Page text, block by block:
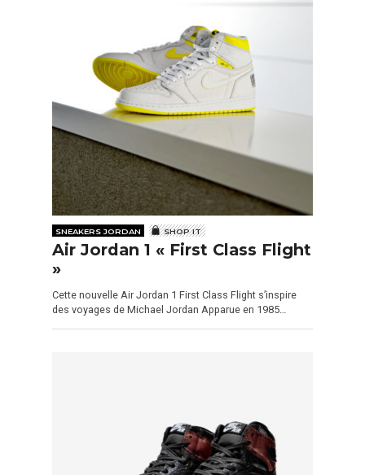
SNEAKERS JORDAN SHOP IT
Air Jordan 1 « First Class Flight
»
Cette nouvelle Air Jordan 1 First Class Flight s’inspire
des voyages de Michael Jordan Apparue en 1985…